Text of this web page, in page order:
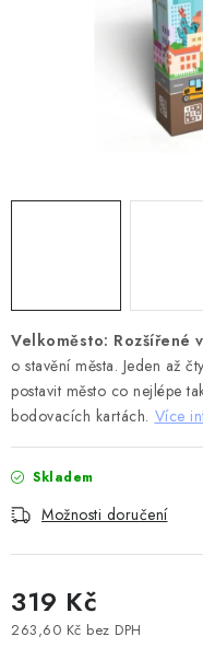
ZÁJMOVÉ
ZÁKLADNÍ A
JINÁ VZDĚLÁVACÍ
Podmínky ochrany
Kalendář akcí Bohemian
Kde koupit hry Bohemian
Provizní systém
Velkoměsto: Rozšířené
o stavění města. Jeden až
postavit město co nejlépe
bodovacích kartách. Více
Skladem
Možnosti doručení
319 Kč
263,60 Kč bez DPH